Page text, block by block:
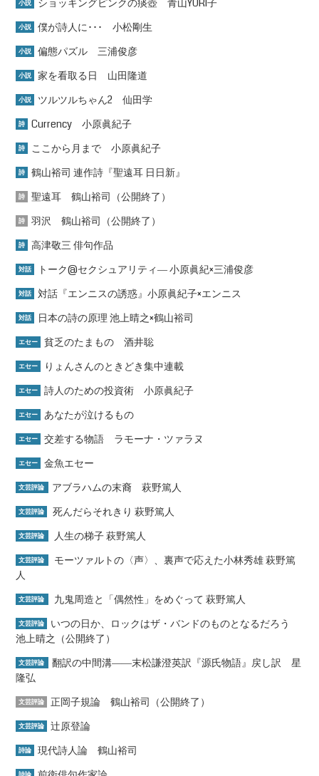
小説 ショッキングピンクの痰壺 青山YURI子
小説 僕が詩人に･･･ 小松剛生
小説 偏態パズル 三浦俊彦
小説 家を看取る日 山田隆道
小説 ツルツルちゃん2 仙田学
詩 Currency 小原眞紀子
詩 ここから月まで 小原眞紀子
詩 鶴山裕司 連作詩『聖遠耳 日日新』
詩 聖遠耳 鶴山裕司（公開終了）
詩 羽沢 鶴山裕司（公開終了）
詩 高津敬三 俳句作品
対話 トーク@セクシュアリティ― 小原眞紀×三浦俊彦
対話 対話『エンニスの誘惑』小原眞紀子×エンニス
対話 日本の詩の原理 池上晴之×鶴山裕司
エセー 貧乏のたまもの 酒井聡
エセー りょんさんのときどき集中連載
エセー 詩人のための投資術 小原眞紀子
エセー あなたが泣けるもの
エセー 交差する物語 ラモーナ・ツァラヌ
エセー 金魚エセー
文芸評論 アブラハムの末裔 萩野篤人
文芸評論 死んだらそれきり 萩野篤人
文芸評論 人生の梯子 萩野篤人
文芸評論
モーツァルトの〈声〉、裏声で応えた小林秀雄 萩野篤
人
文芸評論 九鬼周造と「偶然性」をめぐって 萩野篤人
文芸評論
いつの日か、ロックはザ・バンドのものとなるだろう
池上晴之（公開終了）
文芸評論
翻訳の中間溝――末松謙澄英訳『源氏物語』戻し訳 星
隆弘
文芸評論 正岡子規論 鶴山裕司（公開終了）
文芸評論 辻原登論
詩論 現代詩人論 鶴山裕司